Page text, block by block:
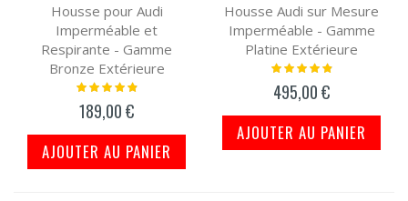
Housse pour Audi
Imperméable et
Respirante - Gamme
Bronze Extérieure
Notation:
189,00 €
AJOUTER AU PANIER
Housse Audi sur Mesure
Imperméable - Gamme
Platine Extérieure
Notation:
495,00 €
AJOUTER AU PANIER